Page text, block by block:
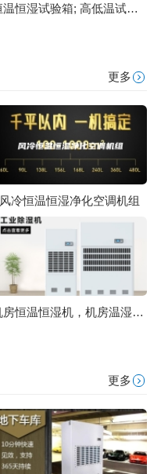
恒温恒湿试验箱; 高低温试验箱; 盐雾腐蚀试验箱; 高温恒温箱; 臭
更多
风冷恒温恒湿净化空调机组
机房恒温恒湿机，机房温湿度控制系统
更多